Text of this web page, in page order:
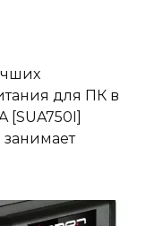
для ПК в
[SUA750I]